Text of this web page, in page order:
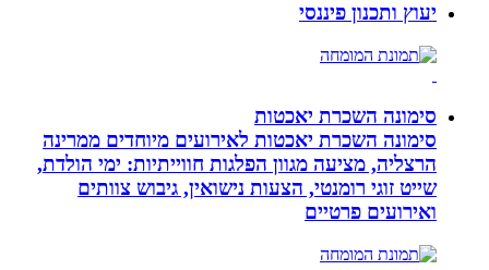
יעוץ ותכנון פיננסי
סימונה השכרת יאכטות
סימונה השכרת יאכטות לאירועים מיוחדים ממרינה
הרצליה, מציעה מגוון הפלגות חווייתיות: ימי הולדת,
שייט זוגי רומנטי, הצעות נישואין, גיבוש צוותים
ואירועים פרטיים